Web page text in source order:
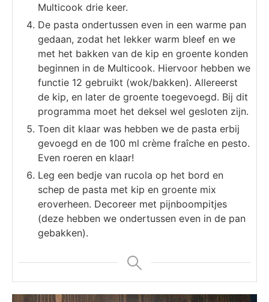
Multicook drie keer.
De pasta ondertussen even in een warme pan
gedaan, zodat het lekker warm bleef en we
met het bakken van de kip en groente konden
beginnen in de Multicook. Hiervoor hebben we
functie 12 gebruikt (wok/bakken). Allereerst
de kip, en later de groente toegevoegd. Bij dit
programma moet het deksel wel gesloten zijn.
Toen dit klaar was hebben we de pasta erbij
gevoegd en de 100 ml crème fraîche en pesto.
Even roeren en klaar!
Leg een bedje van rucola op het bord en
schep de pasta met kip en groente mix
eroverheen. Decoreer met pijnboompitjes
(deze hebben we ondertussen even in de pan
gebakken).